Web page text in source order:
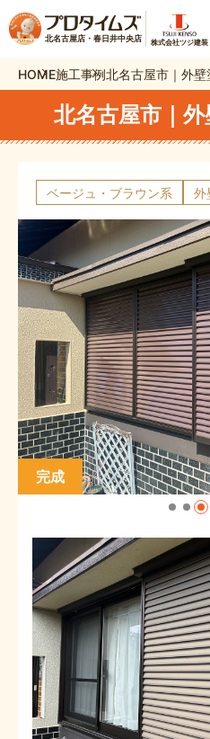
北名古屋店・春日井中央店 株式会社ツジ建装
HOME施工事例北名古屋市｜外壁
北名古屋市｜
ベージュ・ブラウン系 外
完成